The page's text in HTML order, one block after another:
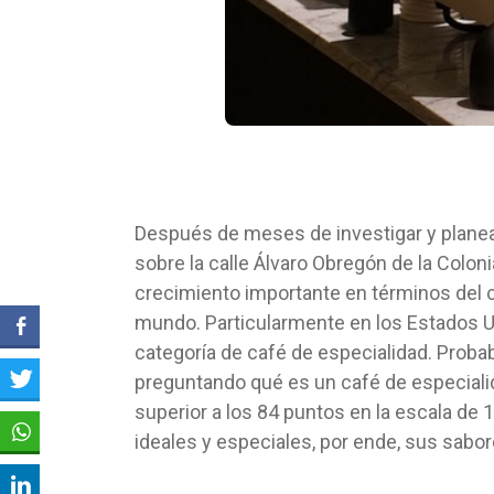
Después de meses de investigar y
sobre la calle Álvaro Obregón de la
crecimiento importante en términos del
mundo. Particularmente en los Estados
categoría de café de especialidad.
preguntando qué es un café de
superior a los 84 puntos en la escala
ideales y especiales, por ende, sus